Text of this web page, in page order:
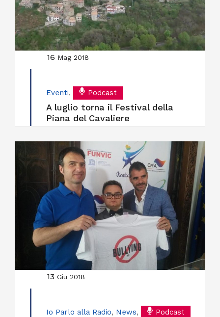
16 Mag 2018
Eventi, Podcast
A luglio torna il Festival della
Piana del Cavaliere
13 Giu 2018
Io Parlo alla Radio, News, Podcast